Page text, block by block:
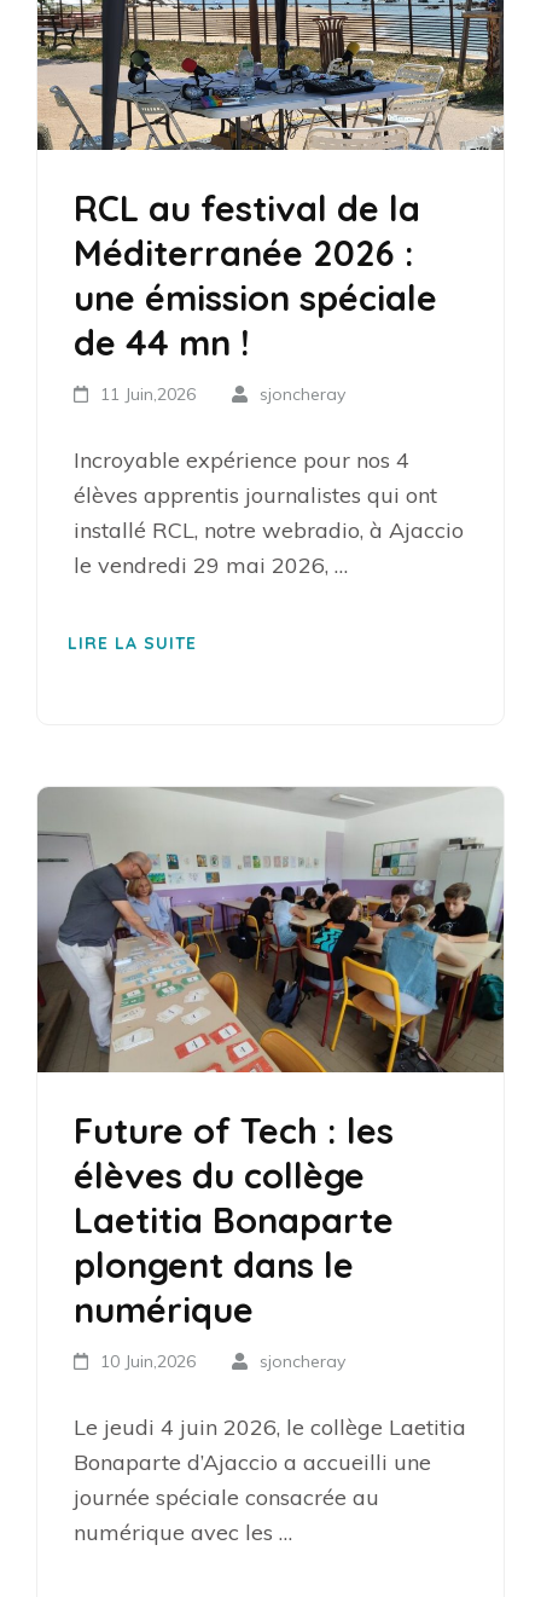
RCL au festival de la
Méditerranée 2026 :
une émission spéciale
de 44 mn !
11 Juin,2026 sjoncheray
Incroyable expérience pour nos 4
élèves apprentis journalistes qui ont
installé RCL, notre webradio, à Ajaccio
le vendredi 29 mai 2026, …
LIRE LA SUITE
Future of Tech : les
élèves du collège
Laetitia Bonaparte
plongent dans le
numérique
10 Juin,2026 sjoncheray
Le jeudi 4 juin 2026, le collège Laetitia
Bonaparte d’Ajaccio a accueilli une
journée spéciale consacrée au
numérique avec les …